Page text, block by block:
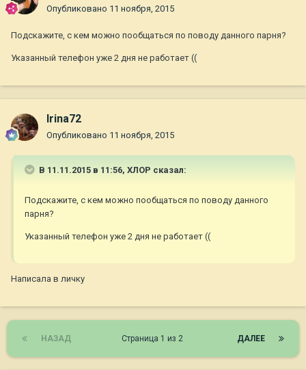
Опубликовано 11 ноября, 2015
Подскажите, с кем можно пообщаться по поводу данного парня?
Указанный телефон уже 2 дня не работает ((
Irina72
Опубликовано 11 ноября, 2015
В 11.11.2015 в 11:56, ХЛОР сказал:
Подскажите, с кем можно пообщаться по поводу данного
парня?
Указанный телефон уже 2 дня не работает ((
Написала в личку
НАЗАД ДАЛЕЕ
Страница 1 из 2